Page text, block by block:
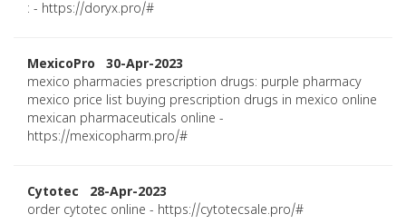
: - https://doryx.pro/#
MexicoPro 30-Apr-2023
mexico pharmacies prescription drugs: purple pharmacy
mexico price list buying prescription drugs in mexico online
mexican pharmaceuticals online -
https://mexicopharm.pro/#
Cytotec 28-Apr-2023
order cytotec online - https://cytotecsale.pro/#